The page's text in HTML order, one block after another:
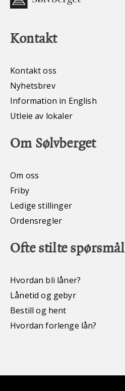
Kontakt
Kontakt oss
Nyhetsbrev
Information in English
Utleie av lokaler
Om Sølvberget
Om oss
Friby
Ledige stillinger
Ordensregler
Ofte stilte spørsmål
Hvordan bli låner?
Lånetid og gebyr
Bestill og hent
Hvordan forlenge lån?